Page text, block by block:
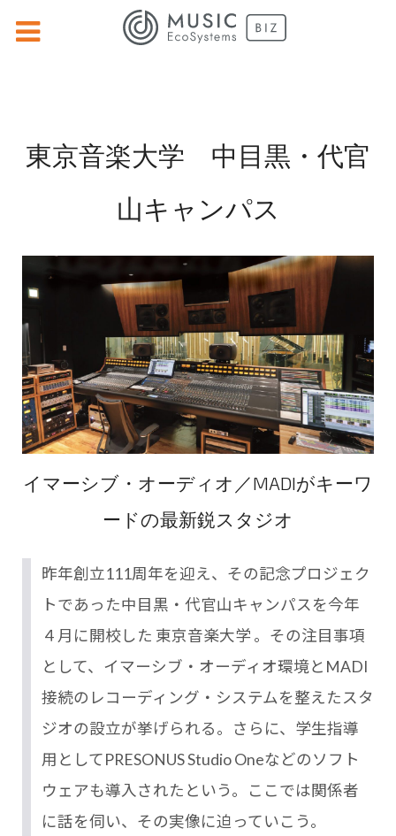
東京音楽大学 中目黒・代官
山キャンパス
イマーシブ・オーディオ／MADIがキーワ
ードの最新鋭スタジオ
昨年創立111周年を迎え、その記念プロジェク
トであった中目黒・代官山キャンパスを今年
４月に開校した 東京音楽大学 。その注目事項
として、イマーシブ・オーディオ環境とMADI
接続のレコーディング・システムを整えたスタ
ジオの設立が挙げられる。さらに、学生指導
用としてPRESONUS Studio Oneなどのソフト
ウェアも導入されたという。ここでは関係者
に話を伺い、その実像に迫っていこう。